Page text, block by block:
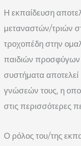
Η εκπαίδευση
μεταναστών/τριών
τροχοπέδη στην
παιδιών προσφύγων
συστήματα
γνώσεών τους, η
στις περισσότερες
Ο ρόλος του/της